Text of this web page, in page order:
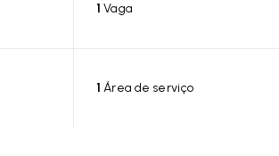
1 Vaga
1 Área de serviço